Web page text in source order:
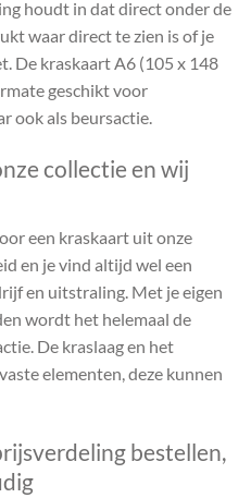
houdt in dat direct onder de
waar direct te zien is of je
De kraskaart A6 (105 x 148
geschikt voor
ook als beursactie.
collectie en wij
een kraskaart uit onze
en je vind altijd wel een
en uitstraling. Met je eigen
wordt het helemaal de
De kraslaag en het
elementen, deze kunnen
bestellen,